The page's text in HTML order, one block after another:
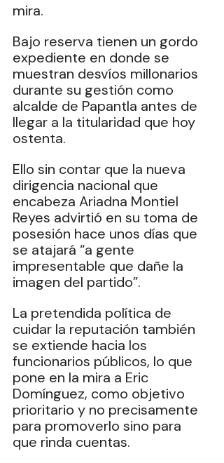
mira.
Bajo reserva tienen un gordo
expediente en donde se
muestran desvíos millonarios
durante su gestión como
alcalde de Papantla antes de
llegar a la titularidad que hoy
ostenta.
Ello sin contar que la nueva
dirigencia nacional que
encabeza Ariadna Montiel
Reyes advirtió en su toma de
posesión hace unos días que
se atajará “a gente
impresentable que dañe la
imagen del partido”.
La pretendida política de
cuidar la reputación también
se extiende hacia los
funcionarios públicos, lo que
pone en la mira a Eric
Domínguez, como objetivo
prioritario y no precisamente
para promoverlo sino para
que rinda cuentas.